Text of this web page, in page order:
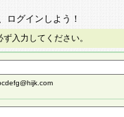
ログインしよう！
入力してください。